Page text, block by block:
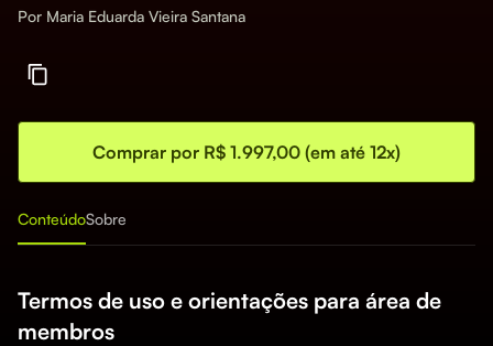
Por Maria Eduarda Vieira Santana
Comprar por R$ 1.997,00 (em até 12x)
ConteúdoSobre
Termos de uso e orientações para área de
membros